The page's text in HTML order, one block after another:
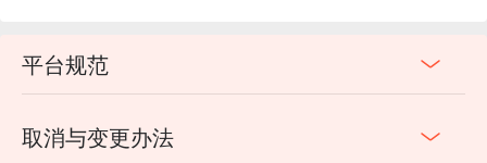
平台规范
取消与变更办法